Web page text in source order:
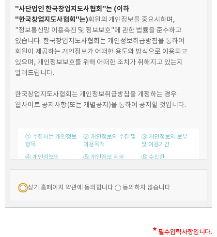
"사단법인 한국창업지도사협회"는 (이하
"한국창업지도사협회"는)회원의 개인정보를 중요시하며,
"정보통신망 이용촉진 및 정보보호"에 관한 법률을 준수하고
있습니다. 한국창업지도사협회는 개인정보취급방침을 통하여
회원이 제공하는 개인정보가 어떠한 용도와 방식으로 이용되고
있으며, 개인정보보호를 위해 어떠한 조치가 취해지고 있는지
알려드립니다.
한국창업지도사협회는 개인정보취급방침을 개정하는 경우
웹사이트 공지사항(또는 개별공지)을 통하여 공지할 것입니다.
① 수집하는 개인정보
항목
② 개인정보의 수집 및
이용목적
③ 개인정보의 보유
및 이용기간
④ 개인정보의
⑤ 개인정보 제공
⑥ 수집한
법정대리인의
권리와 그 행사방법
장치의
설치, 운영 및 그
거부에 관한 사항
민원서비스
상기 홈페이지 약관에 동의합니다 동의하지 않습니다
* 필수입력사항입니다.